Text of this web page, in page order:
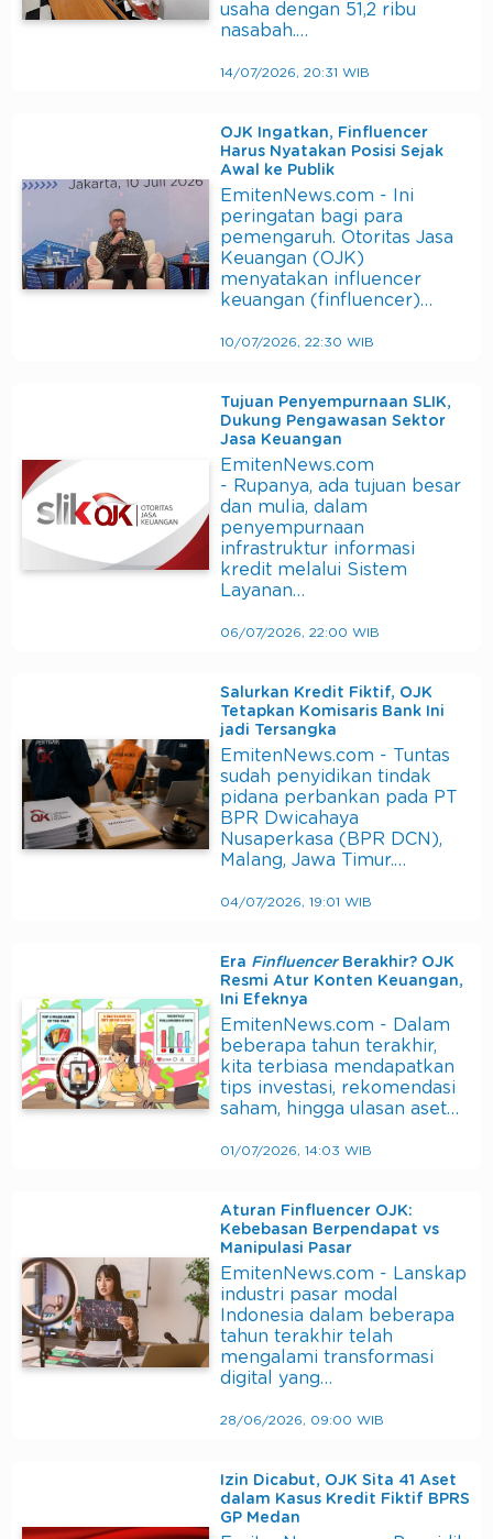
usaha dengan 51,2 ribu
nasabah.…
14/07/2026, 20:31 WIB
OJK Ingatkan, Finfluencer
Harus Nyatakan Posisi Sejak
Awal ke Publik
EmitenNews.com - Ini
peringatan bagi para
pemengaruh. Otoritas Jasa
Keuangan (OJK)
menyatakan influencer
keuangan (finfluencer)…
10/07/2026, 22:30 WIB
Tujuan Penyempurnaan SLIK,
Dukung Pengawasan Sektor
Jasa Keuangan
EmitenNews.com
- Rupanya, ada tujuan besar
dan mulia, dalam
penyempurnaan
infrastruktur informasi
kredit melalui Sistem
Layanan…
06/07/2026, 22:00 WIB
Salurkan Kredit Fiktif, OJK
Tetapkan Komisaris Bank Ini
jadi Tersangka
EmitenNews.com - Tuntas
sudah penyidikan tindak
pidana perbankan pada PT
BPR Dwicahaya
Nusaperkasa (BPR DCN),
Malang, Jawa Timur.…
04/07/2026, 19:01 WIB
Era FinfluencerBerakhir? OJK
Resmi Atur Konten Keuangan,
Ini Efeknya
EmitenNews.com - Dalam
beberapa tahun terakhir,
kita terbiasa mendapatkan
tips investasi, rekomendasi
saham, hingga ulasan aset…
01/07/2026, 14:03 WIB
Aturan Finfluencer OJK:
Kebebasan Berpendapat vs
Manipulasi Pasar
EmitenNews.com - Lanskap
industri pasar modal
Indonesia dalam beberapa
tahun terakhir telah
mengalami transformasi
digital yang…
28/06/2026, 09:00 WIB
Izin Dicabut, OJK Sita 41 Aset
dalam Kasus Kredit Fiktif BPRS
GP Medan